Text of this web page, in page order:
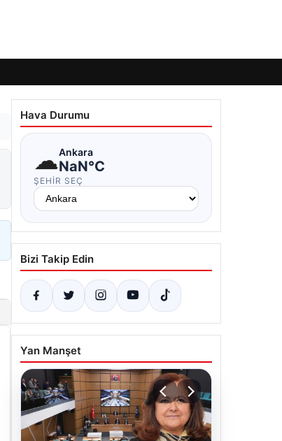
Hava Durumu
☁Ankara
NaN°C
ŞEHIR SEÇ
Bizi Takip Edin
Yan Manşet